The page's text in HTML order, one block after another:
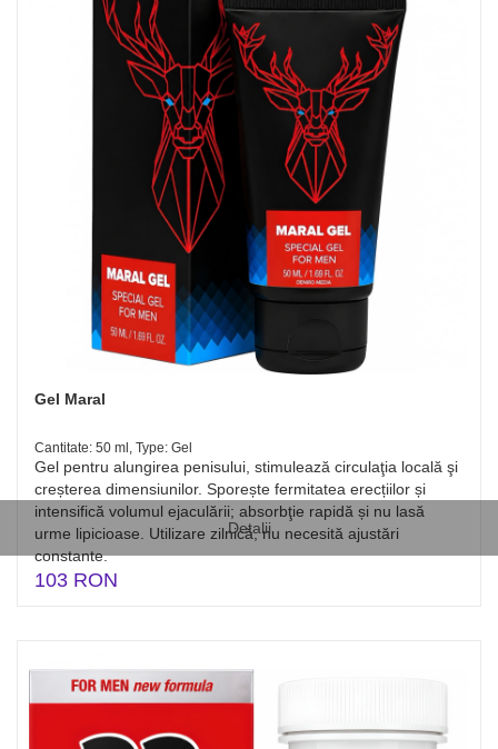
Detalii
Gel Maral
Cantitate: 50 ml, Type: Gel
Gel pentru alungirea penisului, stimulează circulaţia locală şi
creșterea dimensiunilor. Sporește fermitatea erecțiilor și
intensifică volumul ejaculării; absorbţie rapidă și nu lasă
urme lipicioase. Utilizare zilnică, nu necesită ajustări
constante.
103 RON